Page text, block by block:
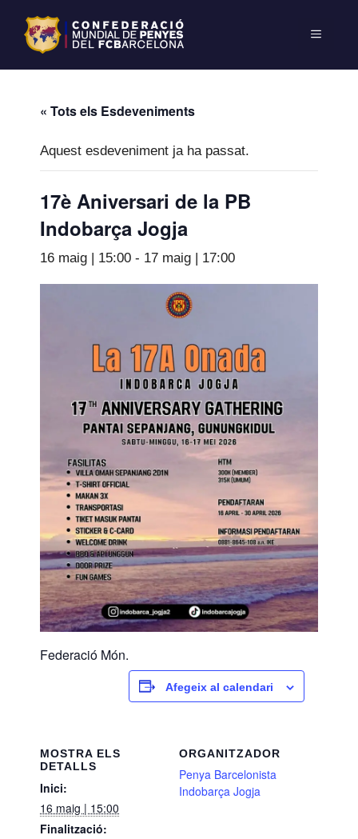
« Tots els Esdeveniments
Aquest esdeveniment ja ha passat.
17è Aniversari de la PB
Indobarça Jogja
16 maig | 15:00 - 17 maig | 17:00
Federació Món.
Afegeix al calendari
MOSTRA ELS
DETALLS
Inici:
16 maig | 15:00
Finalització:
ORGANITZADOR
Penya Barcelonista
Indobarça Jogja